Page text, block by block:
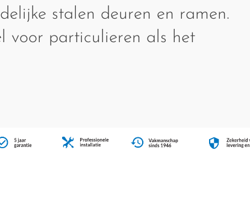
stalen deuren en ramen.
voor particulieren als het